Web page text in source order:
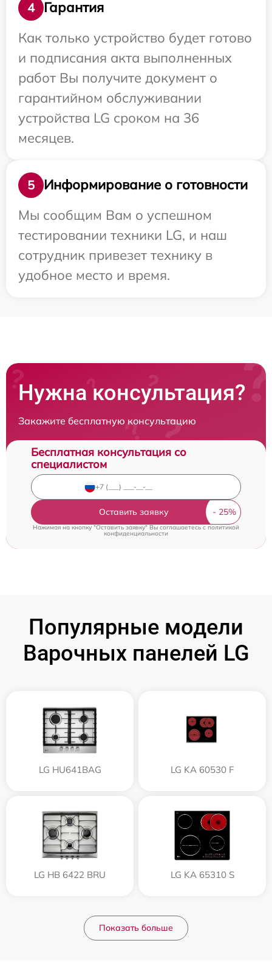
4
Гарантия
Как только устройство будет готово
и подписания акта выполненных
работ Вы получите документ о
гарантийном обслуживании
устройства LG сроком на 36
месяцев.
5
Информирование о готовности
Мы сообщим Вам о успешном
тестировании техники LG, и наш
сотрудник привезет технику в
удобное место и время.
Нужна консультация?
Закажите бесплатную консультацию
Бесплатная консультация со
специалистом
Оставить заявку
Нажимая на кнопку "Оставить заявку" Вы соглашаетесь cполитикой
конфиденциальности
Популярные модели
Варочных панелей LG
LG HU641BAG LG KA 60530 F
LG HB 6422 BRU LG KA 65310 S
Показать больше